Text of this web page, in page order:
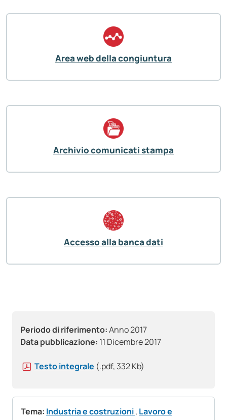
Periodo di riferimento:Anno 2017
Data pubblicazione: 11 Dicembre 2017
Testo integrale (.pdf, 332 Kb)
Tema: Industria e costruzioni, Lavoro e
Area web della congiuntura
Archivio comunicati stampa
Accesso alla banca dati